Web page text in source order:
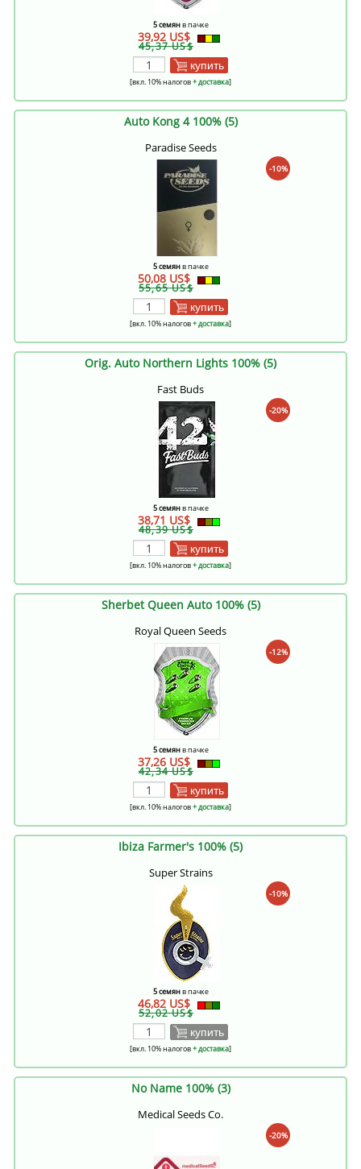
5 семянв пачке
39,92 US$
45,37 US$
купить
[вкл. 10% налогов+ доставка]
Auto Kong 4 100% (5)
Paradise Seeds
-10%
5 семянв пачке
50,08 US$
55,65 US$
купить
[вкл. 10% налогов+ доставка]
Orig. Auto Northern Lights 100% (5)
Fast Buds
-20%
5 семянв пачке
38,71 US$
48,39 US$
купить
[вкл. 10% налогов+ доставка]
Sherbet Queen Auto 100% (5)
Royal Queen Seeds
-12%
5 семянв пачке
37,26 US$
42,34 US$
купить
[вкл. 10% налогов+ доставка]
Ibiza Farmer's 100% (5)
Super Strains
-10%
5 семянв пачке
46,82 US$
52,02 US$
купить
[вкл. 10% налогов+ доставка]
No Name 100% (3)
Medical Seeds Co.
-20%